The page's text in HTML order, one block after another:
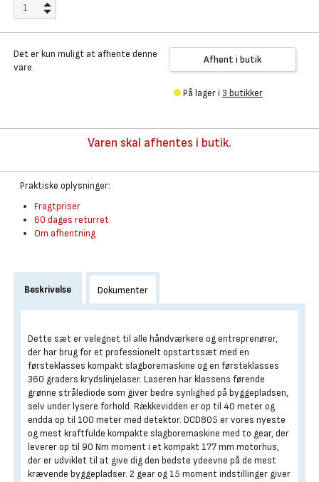
Det er kun muligt at afhente denne
vare.
Afhent i butik
På lager i 3 butikker
Varen skal afhentes i butik.
Praktiske oplysninger:
Fragtpriser
60 dages returret
Om afhentning
Beskrivelse Dokumenter
Dette sæt er velegnet til alle håndværkere og entreprenører,
der har brug for et professionelt opstartssæt med en
førsteklasses kompakt slagboremaskine og en førsteklasses
360 graders krydslinjelaser. Laseren har klassens førende
grønne strålediode som giver bedre synlighed på byggepladsen,
selv under lysere forhold. Rækkevidden er op til 40 meter og
endda op til 100 meter med detektor. DCD805 er vores nyeste
og mest kraftfulde kompakte slagboremaskine med to gear, der
leverer op til 90 Nm moment i et kompakt 177 mm motorhus,
der er udviklet til at give dig den bedste ydeevne på de mest
krævende byggepladser. 2 gear og 15 moment indstillinger giver